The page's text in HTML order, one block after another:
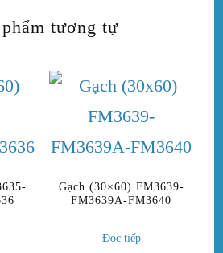
phẩm tương tự
Gạch (30×60) FM3639-
FM3639A-FM3640
Đọc tiếp